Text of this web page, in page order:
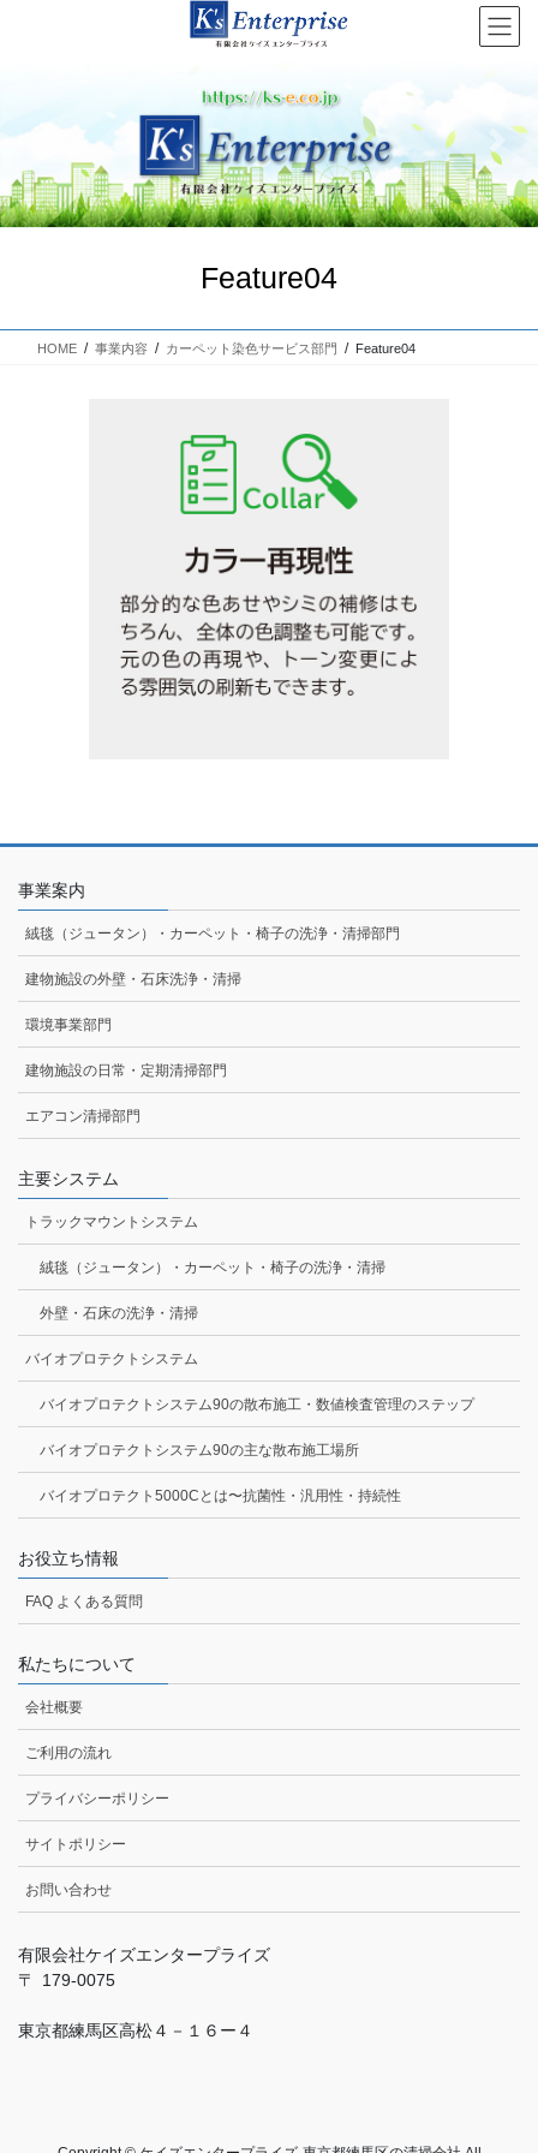
へ
キ
ッ
ョ
に
移
Next
Feature04
HOME 事業内容 カーペット染色サービス部門 Feature04
事業案内
絨毯（ジュータン）・カーペット・椅子の洗浄・清掃部門
建物施設の外壁・石床洗浄・清掃
環境事業部門
建物施設の日常・定期清掃部門
エアコン清掃部門
主要システム
トラックマウントシステム
絨毯（ジュータン）・カーペット・椅子の洗浄・清掃
外壁・石床の洗浄・清掃
バイオプロテクトシステム
バイオプロテクトシステム90の散布施工・数値検査管理のステップ
バイオプロテクトシステム90の主な散布施工場所
バイオプロテクト5000Cとは〜抗菌性・汎用性・持続性
お役立ち情報
FAQ よくある質問
私たちについて
会社概要
ご利用の流れ
プライバシーポリシー
サイトポリシー
お問い合わせ
有限会社ケイズエンタープライズ
179-0075
東京都練馬区高松４－１６ー４